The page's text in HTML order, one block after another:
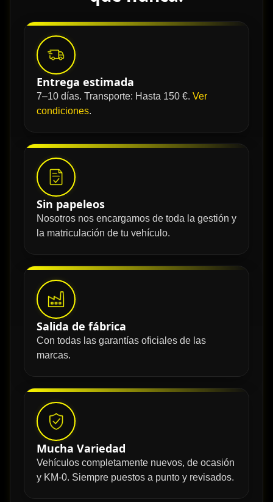
Entrega estimada
7–10 días. Transporte: Hasta 150 €. Ver
condiciones.
Sin papeleos
Nosotros nos encargamos de toda la gestión y
la matriculación de tu vehículo.
Salida de fábrica
Con todas las garantías oficiales de las
marcas.
Mucha Variedad
Vehículos completamente nuevos, de ocasión
y KM-0. Siempre puestos a punto y revisados.